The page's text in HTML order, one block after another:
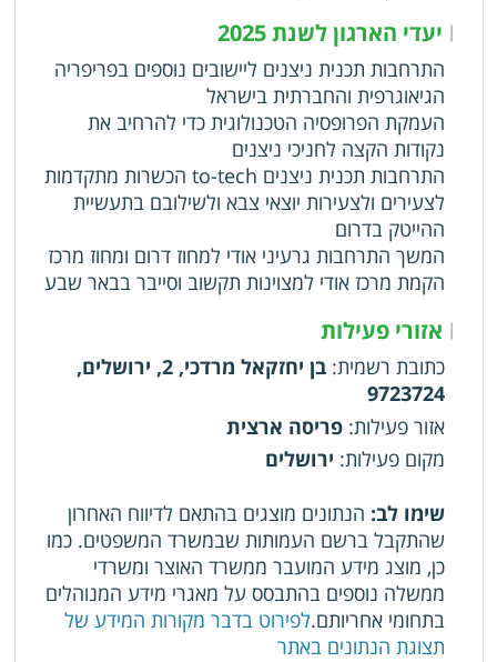
| יעדי הארגון לשנת 2025
התרחבות תכנית ניצנים ליישובים נוספים בפריפריה
הגיאוגרפית והחברתית בישראל
העמקת הפרופסיה הטכנולוגית כדי להרחיב את
נקודות הקצה לחניכי ניצנים
התרחבות תכנית ניצנים to-tech הכשרות מתקדמות
לצעירים ולצעירות יוצאי צבא ולשילובם בתעשיית
ההייטק בדרום
המשך התרחבות גרעיני אודי למחוז דרום ומחוז מרכז
הקמת מרכז אודי למצוינות תקשוב וסייבר בבאר שבע
| אזורי פעילות
כתובת רשמית:
בן יחזקאל מרדכי, 2, ירושלים,
9723724
אזור פעילות: פריסה ארצית
מקום פעילות: ירושלים
שימו לב: הנתונים מוצגים בהתאם לדיווח האחרון
שהתקבל ברשם העמותות שבמשרד המשפטים. כמו
כן, מוצג מידע המועבר ממשרד האוצר ומשרדי
ממשלה נוספים בהתבסס על מאגרי מידע המנוהלים
בתחומי אחריותם.לפירוט בדבר מקורות המידע של
תצוגת הנתונים באתר